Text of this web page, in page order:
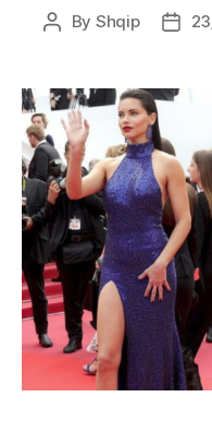
Post
By Shqip
Post